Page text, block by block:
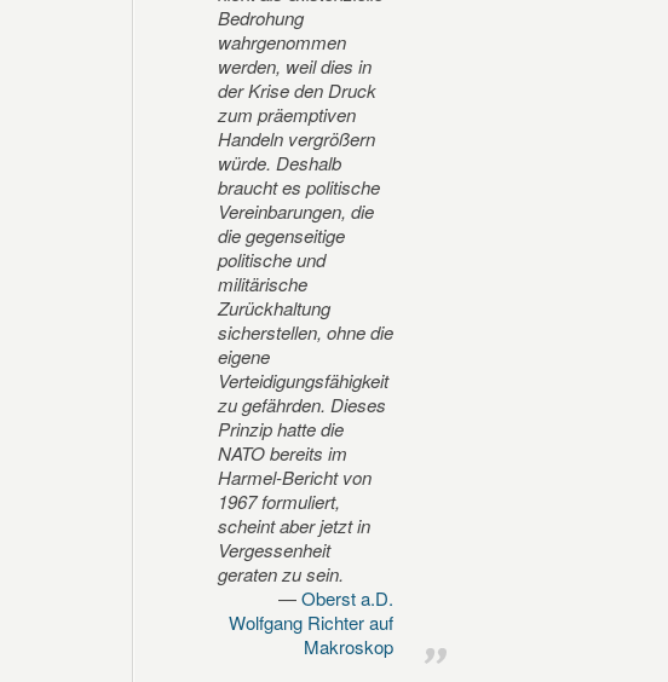
Bedrohung
wahrgenommen
werden, weil dies in
der Krise den Druck
zum präemptiven
Handeln vergrößern
würde. Deshalb
braucht es politische
Vereinbarungen, die
die gegenseitige
politische und
militärische
Zurückhaltung
sicherstellen, ohne die
eigene
Verteidigungsfähigkeit
zu gefährden. Dieses
Prinzip hatte die
NATO bereits im
Harmel-Bericht von
1967 formuliert,
scheint aber jetzt in
Vergessenheit
geraten zu sein.
Oberst a.D.
Wolfgang Richter auf
Makroskop